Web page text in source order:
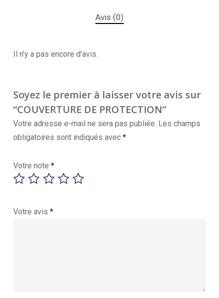
Avis (0)
Il n’y a pas encore d’avis.
Soyez le premier à laisser votre avis sur
“COUVERTURE DE PROTECTION”
Votre adresse e-mail ne sera pas publiée. Les champs
obligatoires sont indiqués avec *
Votre note *
Votre avis *